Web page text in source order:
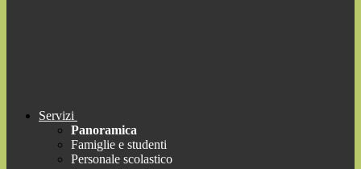
Servizi
Panoramica
Famiglie e studenti
Personale scolastico